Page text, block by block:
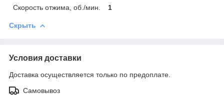
Скорость отжима, об./мин. 1
Скрыть
Условия доставки
Доставка осуществляется только по предоплате.
Самовывоз